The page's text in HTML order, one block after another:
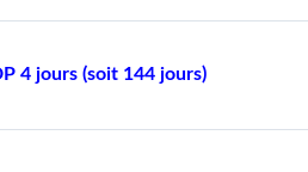
4 jours (soit 144 jours)